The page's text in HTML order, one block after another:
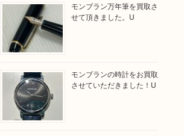
モンブラン万年筆を買取さ
せて頂きました。U
モンブランの時計をお買取
させていただきました！U